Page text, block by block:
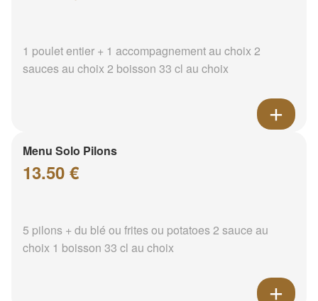
1 poulet entier + 1 accompagnement au choix 2
sauces au choix 2 boisson 33 cl au choix
Menu Solo Pilons
13.50 €
5 pilons + du blé ou frites ou potatoes 2 sauce au
choix 1 boisson 33 cl au choix